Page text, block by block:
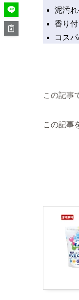
泥汚
香り
コス
この記事
この記事